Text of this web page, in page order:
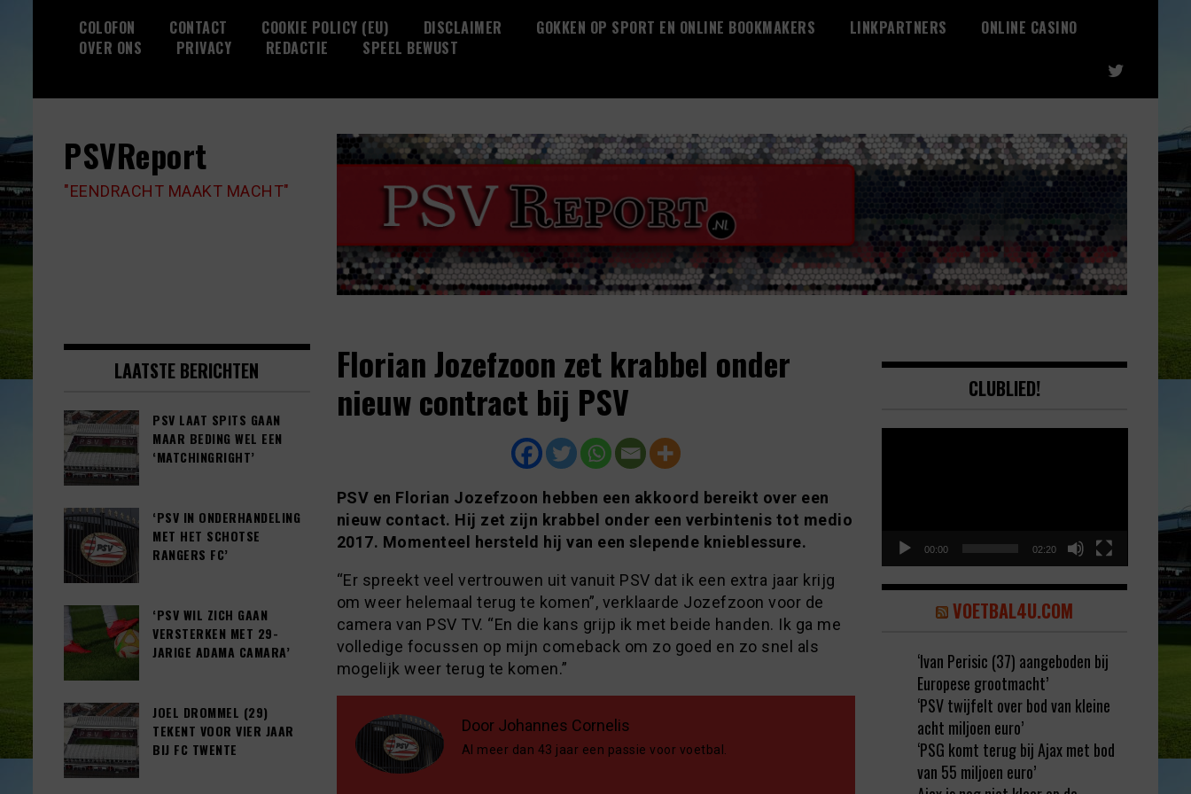
COLOFON CONTACT COOKIE POLICY (EU) DISCLAIMER GOKKEN OP SPORT EN ONLINE BOOKMAKERS LINKPARTNERS
ONLINE CASINO
OVER ONS
PRIVACY REDACTIE SPEEL BEWUST
PSVReport
"EENDRACHT MAAKT MACHT"
Florian Jozefzoon zet krabbel onder
nieuw contract bij PSV
PSV en Florian Jozefzoon hebben een akkoord bereikt over een
nieuw contact. Hij zet zijn krabbel onder een verbintenis tot medio
2017. Momenteel hersteld hij van een slepende knieblessure.
“Er spreekt veel vertrouwen uit vanuit PSV dat ik een extra jaar krijg
om weer helemaal terug te komen”, verklaarde Jozefzoon voor de
camera van PSV TV. “En die kans grijp ik met beide handen. Ik ga me
volledige focussen op mijn comeback om zo goed en zo snel als
mogelijk weer terug te komen.”
Door Johannes Cornelis
Al meer dan 43 jaar een passie voor voetbal.
LAATSTE BERICHTEN
PSV LAAT SPITS GAAN
MAAR BEDING WEL EEN
‘MATCHINGRIGHT’
‘PSV IN ONDERHANDELING
MET HET SCHOTSE
RANGERS FC’
‘PSV WIL ZICH GAAN
VERSTERKEN MET 29-
JARIGE ADAMA CAMARA’
JOEL DROMMEL (29)
TEKENT VOOR VIER JAAR
BIJ FC TWENTE
CLUBLIED!
00:00 02:20
VOETBAL4U.COM
‘Ivan Perisic (37) aangeboden bij
Europese grootmacht’
‘PSV twijfelt over bod van kleine
acht miljoen euro’
‘PSG komt terug bij Ajax met bod
van 55 miljoen euro’